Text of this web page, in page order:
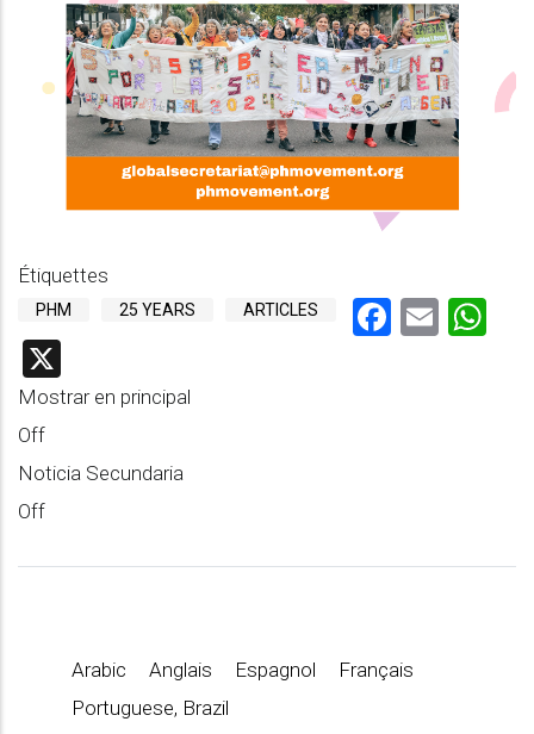
Étiquettes
PHM 25 YEARS ARTICLES Email
Mostrar en principal
Off
Noticia Secundaria
Off
Arabic Anglais Espagnol
Français
Portuguese, Brazil